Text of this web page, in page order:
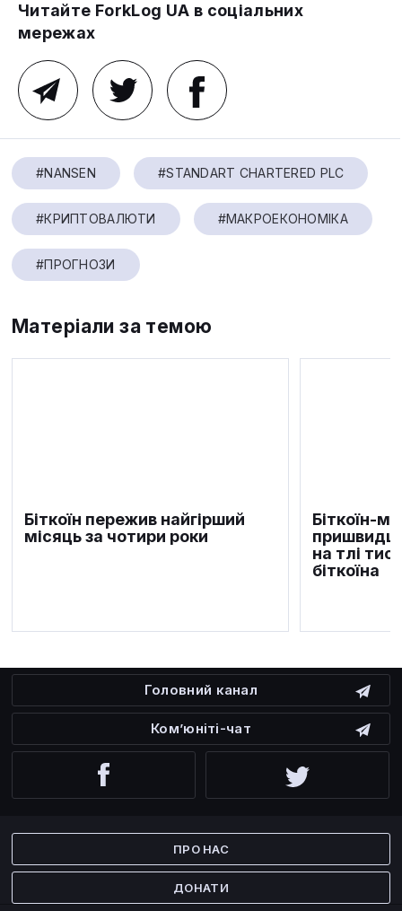
Читайте ForkLog UA в соціальних
мережах
#NANSEN #STANDART CHARTERED PLC
#КРИПТОВАЛЮТИ #МАКРОЕКОНОМІКА
#ПРОГНОЗИ
Матеріали за темою
Біткоїн пережив найгірший
місяць за чотири роки
Біткоїн-
на тлі
біткоїна
Головний канал
Ком’юніті-чат
ПРО НАС
ДОНАТИ